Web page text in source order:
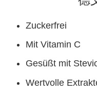
Zuckerfrei
Mit Vitamin C
Gesüßt mit
Wertvolle